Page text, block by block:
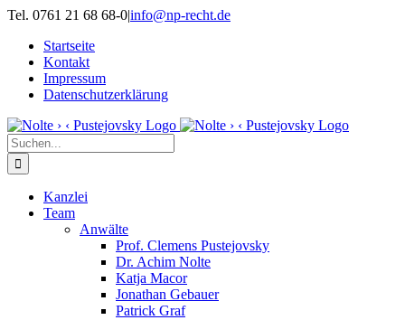
Zum
springen
Tel. 0761 21 68 68-0|info@np-recht.de
Startseite
Kontakt
Impressum
Datenschutzerklärung
Suche
nach:
Kanzlei
Team
Anwälte
Prof. Clemens Pustejovsky
Dr. Achim Nolte
Katja Macor
Jonathan Gebauer
Patrick Graf